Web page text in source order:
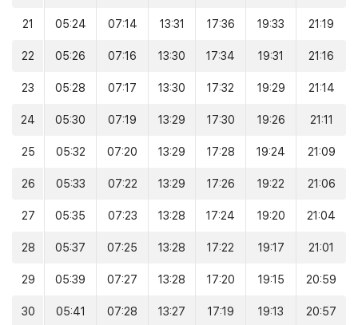
21 05:24 07:14 13:31 17:36 19:33 21:19
22 05:26 07:16 13:30 17:34 19:31 21:16
23 05:28 07:17 13:30 17:32 19:29 21:14
24 05:30 07:19 13:29 17:30 19:26 21:11
25 05:32 07:20 13:29 17:28 19:24 21:09
26 05:33 07:22 13:29 17:26 19:22 21:06
27 05:35 07:23 13:28 17:24 19:20 21:04
28 05:37 07:25 13:28 17:22 19:17 21:01
29 05:39 07:27 13:28 17:20 19:15 20:59
30 05:41 07:28 13:27 17:19 19:13 20:57